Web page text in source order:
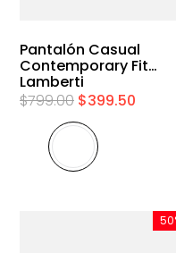
Pantalón Casual
Contemporary Fit
Lamberti
$799.00 $399.50